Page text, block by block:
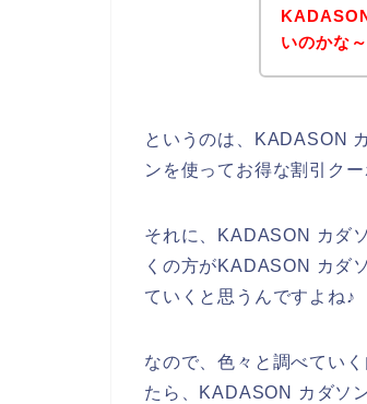
いのかな～
というのは、KADASON
ンを使ってお得な割引ク
それに、KADASON カダ
くの方がKADASON カダ
ていくと思うんですよね♪
なので、色々と調べてい
たら、KADASON カダソ